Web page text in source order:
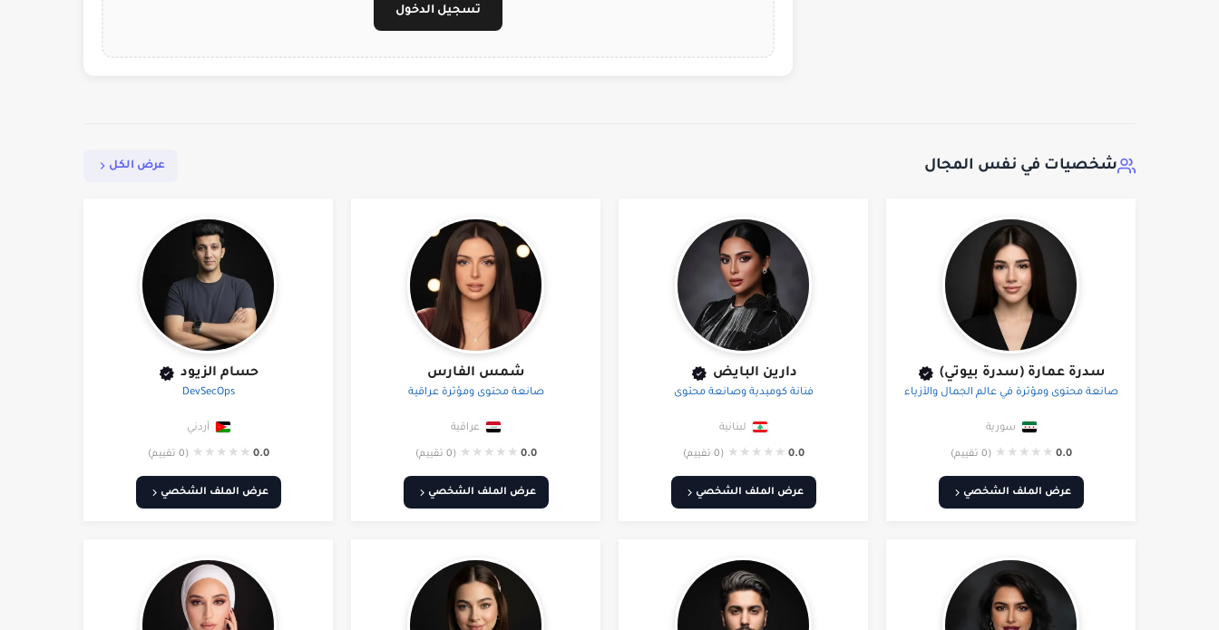
تسجيل الدخول
شخصيات في نفس المجال عرض الكل
سدرة عمارة (سدرة بيوتي)
صانعة محتوى ومؤثرة في عالم الجمال والأزياء
سورية
0.0
★
★
★
★
★ (0 تقييم)
عرض الملف الشخصي
دارين البايض
فنانة كوميدية وصانعة محتوى
لبنانية
0.0
★
★
★
★
★ (0 تقييم)
عرض الملف الشخصي
شمس الفارس
صانعة محتوى ومؤثرة عراقية
عراقية
0.0
★
★
★
★
★ (0 تقييم)
عرض الملف الشخصي
حسام الزيود
DevSecOps
أردني
0.0
★
★
★
★
★ (0 تقييم)
عرض الملف الشخصي